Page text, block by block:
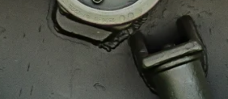
Fotobox
Amphibienschutz
Programm
Service
Newsletter
Handwerker